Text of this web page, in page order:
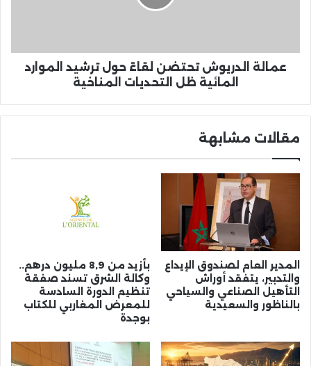
ظل
التحديات
عمالة الدريوش تحتضن لقاءً حول ترشيد الموارد
المائية ظل التحديات المناخية
مقالات مشابهة
المدير العام لصندوق الإيداع
والتدبير، يتفقد أوراش
التأهيل الصناعي والسياحي
بالناظور والسعيدية
بأزيد من 8,9 مليون درهم..
وكالة الشرق تسند صفقة
تنظيم الدورة السادسة
للمعرض المغاربي للكتاب
بوجدة